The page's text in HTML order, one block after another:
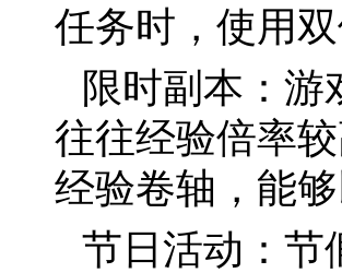
任务时，使用
限时副本：
往往经验倍率
经验卷轴，能
节日活动：节